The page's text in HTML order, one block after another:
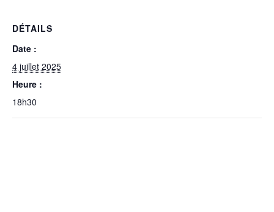
DÉTAILS
Date :
4 juillet 2025
Heure :
18h30